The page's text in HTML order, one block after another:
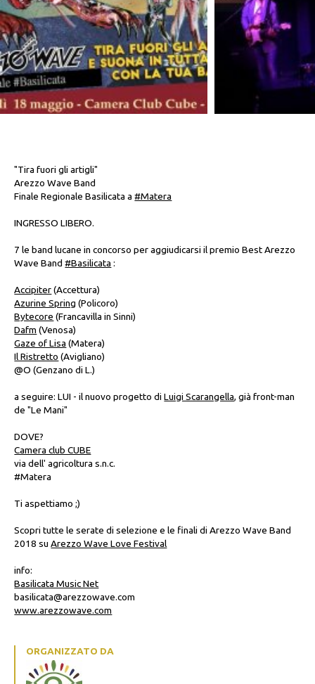
"Tira fuori gli artigli"
Arezzo Wave Band
Finale Regionale Basilicata a#Matera
INGRESSO LIBERO.
7 le band lucane in concorso per aggiudicarsi il premio Best Arezzo
Wave Band#Basilicata :
Accipiter(Accettura)
Azurine Spring (Policoro)
Bytecore (Francavilla in Sinni)
Dafm (Venosa)
Gaze of Lisa (Matera)
Il Ristretto (Avigliano)
@O (Genzano di L.)
a seguire: LUI - il nuovo progetto diLuigi Scarangella, già front-man
de "Le Mani"
DOVE?
Camera club CUBE
via dell' agricoltura s.n.c.
#Matera
Ti aspettiamo ;)
Scopri tutte le serate di selezione e le finali di Arezzo Wave Band
2018 suArezzo Wave Love Festival
info:
Basilicata Music Net
basilicata@arezzowave.com
www.arezzowave.com
ORGANIZZATO DA